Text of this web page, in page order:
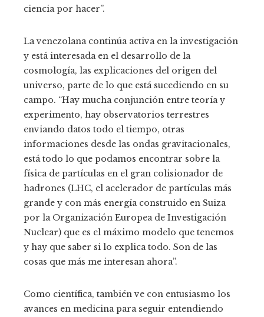
ciencia por hacer”.
La venezolana continúa activa en la investigación
y está interesada en el desarrollo de la
cosmología, las explicaciones del origen del
universo, parte de lo que está sucediendo en su
campo. “Hay mucha conjunción entre teoría y
experimento, hay observatorios terrestres
enviando datos todo el tiempo, otras
informaciones desde las ondas gravitacionales,
está todo lo que podamos encontrar sobre la
física de partículas en el gran colisionador de
hadrones (LHC, el acelerador de partículas más
grande y con más energía construido en Suiza
por la Organización Europea de Investigación
Nuclear) que es el máximo modelo que tenemos
y hay que saber si lo explica todo. Son de las
cosas que más me interesan ahora”.
Como científica, también ve con entusiasmo los
avances en medicina para seguir entendiendo